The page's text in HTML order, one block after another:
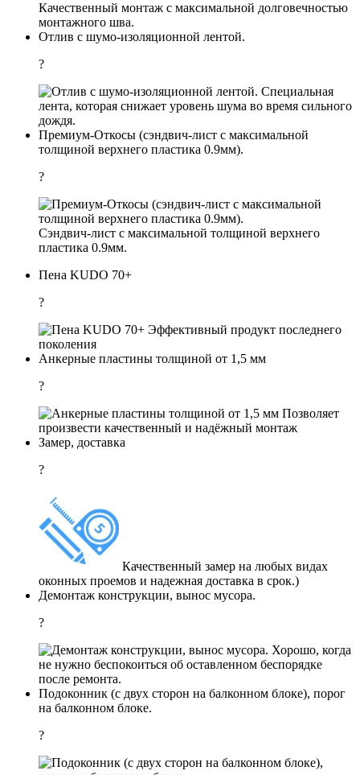
Качественный монтаж с максимальной долговечностью
монтажного шва.
Отлив с шумо-изоляционной лентой.
?
Специальная
лента, которая снижает уровень шума во время сильного
дождя.
Премиум-Откосы (сэндвич-лист с максимальной
толщиной верхнего пластика 0.9мм).
?
Сэндвич-лист с максимальной толщиной верхнего
пластика 0.9мм.
Пена KUDO 70+
?
Эффективный продукт последнего
поколения
Анкерные пластины толщиной от 1,5 мм
?
Позволяет
произвести качественный и надёжный монтаж
Замер, доставка
?
Качественный замер на любых видах
оконных проемов и надежная доставка в срок.)
Демонтаж конструкции, вынос мусора.
?
Хорошо, когда
не нужно беспокоиться об оставленном беспорядке
после ремонта.
Подоконник (с двух сторон на балконном блоке), порог
на балконном блоке.
?